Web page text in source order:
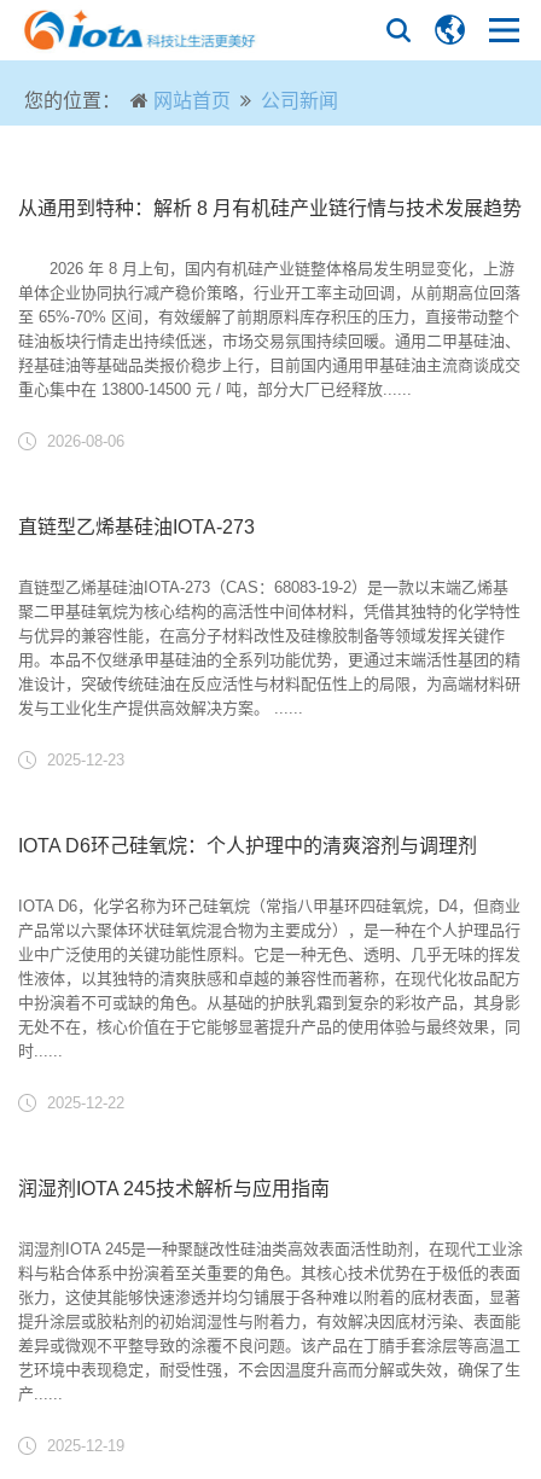
您的位置： 网站首页 公司新闻
从通用到特种：解析 8 月有机硅产业链行情与技术发展趋势
2026 年 8 月上旬，国内有机硅产业链整体格局发生明显变化，上游
单体企业协同执行减产稳价策略，行业开工率主动回调，从前期高位回落
至 65%-70% 区间，有效缓解了前期原料库存积压的压力，直接带动整个
硅油板块行情走出持续低迷，市场交易氛围持续回暖。通用二甲基硅油、
羟基硅油等基础品类报价稳步上行，目前国内通用甲基硅油主流商谈成交
重心集中在 13800‑14500 元 / 吨，部分大厂已经释放......
2026-08-06
直链型乙烯基硅油IOTA-273
直链型乙烯基硅油IOTA-273（CAS：68083-19-2）是一款以末端乙烯基
聚二甲基硅氧烷为核心结构的高活性中间体材料，凭借其独特的化学特性
与优异的兼容性能，在高分子材料改性及硅橡胶制备等领域发挥关键作
用。本品不仅继承甲基硅油的全系列功能优势，更通过末端活性基团的精
准设计，突破传统硅油在反应活性与材料配伍性上的局限，为高端材料研
发与工业化生产提供高效解决方案。 ......
2025-12-23
IOTA D6环己硅氧烷：个人护理中的清爽溶剂与调理剂
IOTA D6，化学名称为环己硅氧烷（常指八甲基环四硅氧烷，D4，但商业
产品常以六聚体环状硅氧烷混合物为主要成分），是一种在个人护理品行
业中广泛使用的关键功能性原料。它是一种无色、透明、几乎无味的挥发
性液体，以其独特的清爽肤感和卓越的兼容性而著称，在现代化妆品配方
中扮演着不可或缺的角色。从基础的护肤乳霜到复杂的彩妆产品，其身影
无处不在，核心价值在于它能够显著提升产品的使用体验与最终效果，同
时......
2025-12-22
润湿剂IOTA 245技术解析与应用指南
润湿剂IOTA 245是一种聚醚改性硅油类高效表面活性助剂，在现代工业涂
料与粘合体系中扮演着至关重要的角色。其核心技术优势在于极低的表面
张力，这使其能够快速渗透并均匀铺展于各种难以附着的底材表面，显著
提升涂层或胶粘剂的初始润湿性与附着力，有效解决因底材污染、表面能
差异或微观不平整导致的涂覆不良问题。该产品在丁腈手套涂层等高温工
艺环境中表现稳定，耐受性强，不会因温度升高而分解或失效，确保了生
产......
2025-12-19